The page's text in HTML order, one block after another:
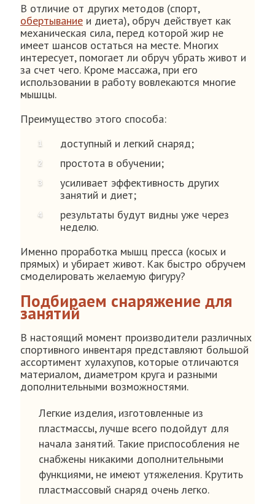
В отличие от других методов (спорт,
обертывание и диета), обруч действует как
механическая сила, перед которой жир не
имеет шансов остаться на месте. Многих
интересует, помогает ли обруч убрать живот и
за счет чего. Кроме массажа, при его
использовании в работу вовлекаются многие
мышцы.
Преимущество этого способа:
доступный и легкий снаряд;
простота в обучении;
усиливает эффективность других
занятий и диет;
результаты будут видны уже через
неделю.
Именно проработка мышц пресса (косых и
прямых) и убирает живот. Как быстро обручем
смоделировать желаемую фигуру?
Подбираем снаряжение для
занятий
В настоящий момент производители различных
спортивного инвентаря представляют большой
ассортимент хулахупов, которые отличаются
материалом, диаметром круга и разными
дополнительными возможностями.
Легкие изделия, изготовленные из
пластмассы, лучше всего подойдут для
начала занятий. Такие приспособления не
снабжены никакими дополнительными
функциями, не имеют утяжеления. Крутить
пластмассовый снаряд очень легко.